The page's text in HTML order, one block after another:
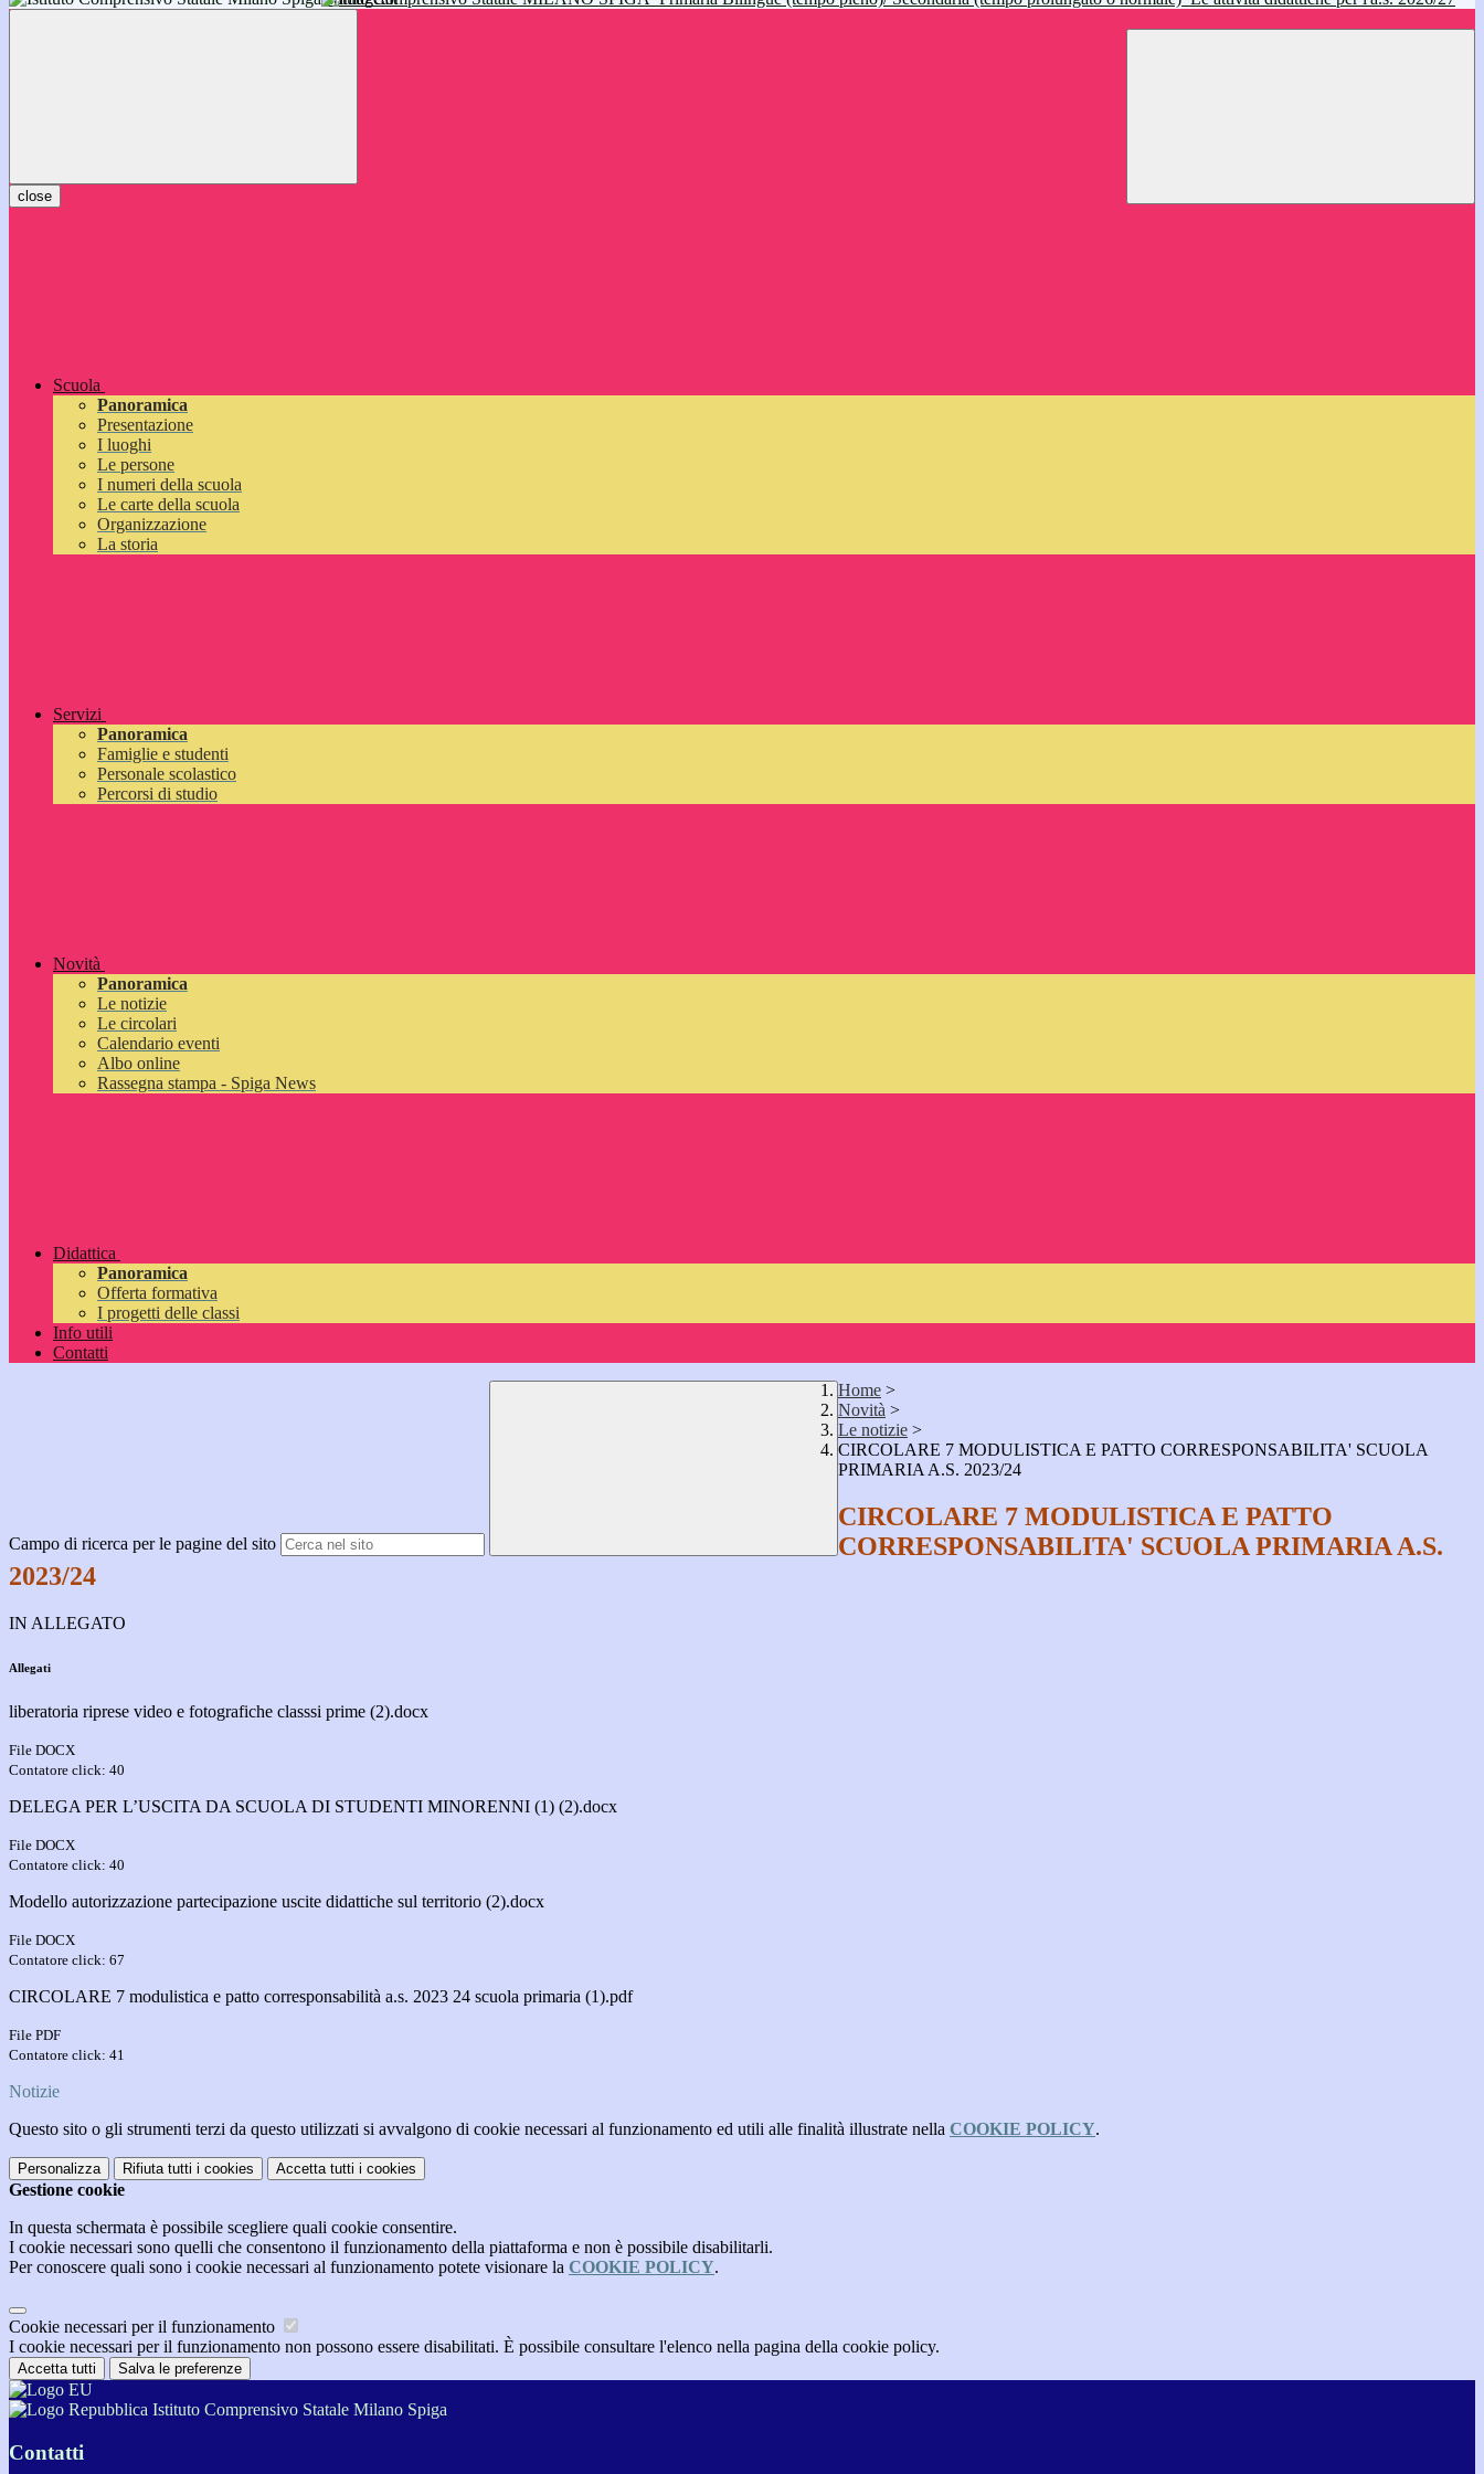
inizieranno il 14 settembre 2026: vi aspettiamo!
close
Scuola
Panoramica
Presentazione
I luoghi
Le persone
I numeri della scuola
Le carte della scuola
Organizzazione
La storia
Servizi
Panoramica
Famiglie e studenti
Personale scolastico
Percorsi di studio
Novità
Panoramica
Le notizie
Le circolari
Calendario eventi
Albo online
Rassegna stampa - Spiga News
Didattica
Panoramica
Offerta formativa
I progetti delle classi
Info utili
Contatti
Campo di ricerca per le pagine del sito
Home >
Novità >
Le notizie >
CIRCOLARE 7 MODULISTICA E PATTO CORRESPONSABILITA' SCUOLA
PRIMARIA A.S. 2023/24
CIRCOLARE 7 MODULISTICA E PATTO
CORRESPONSABILITA' SCUOLA PRIMARIA A.S.
2023/24
IN ALLEGATO
Allegati
liberatoria riprese video e fotografiche classsi prime (2).docx
File DOCX
Contatore click: 40
DELEGA PER L’USCITA DA SCUOLA DI STUDENTI MINORENNI (1) (2).docx
File DOCX
Contatore click: 40
Modello autorizzazione partecipazione uscite didattiche sul territorio (2).docx
File DOCX
Contatore click: 67
CIRCOLARE 7 modulistica e patto corresponsabilità a.s. 2023 24 scuola primaria (1).pdf
File PDF
Contatore click: 41
Notizie
Questo sito o gli strumenti terzi da questo utilizzati si avvalgono di cookie necessari al funzionamento ed utili alle finalità illustrate nella COOKIE POLICY.
Personalizza Rifiuta tutti i cookies Accetta tutti i cookies
Gestione cookie
In questa schermata è possibile scegliere quali cookie consentire.
I cookie necessari sono quelli che consentono il funzionamento della piattaforma e non è possibile disabilitarli.
Per conoscere quali sono i cookie necessari al funzionamento potete visionare la COOKIE POLICY.
Cookie necessari per il funzionamento
I cookie necessari per il funzionamento non possono essere disabilitati. È possibile consultare l'elenco nella pagina della cookie policy.
Accetta tutti Salva le preferenze
Istituto Comprensivo Statale Milano Spiga
Contatti